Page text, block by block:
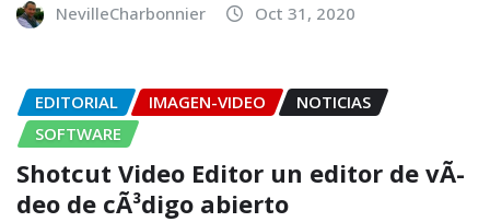
NevilleCharbonnier Oct 31, 2020
EDITORIAL IMAGEN-VIDEO
NOTICIAS
SOFTWARE
Shotcut Video Editor un editor de vÃ­
deo de cÃ³digo abierto